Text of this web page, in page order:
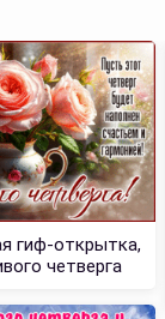
гиф-открытка,
четверга